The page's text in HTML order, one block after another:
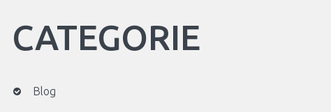
CATEGORIE
Blog